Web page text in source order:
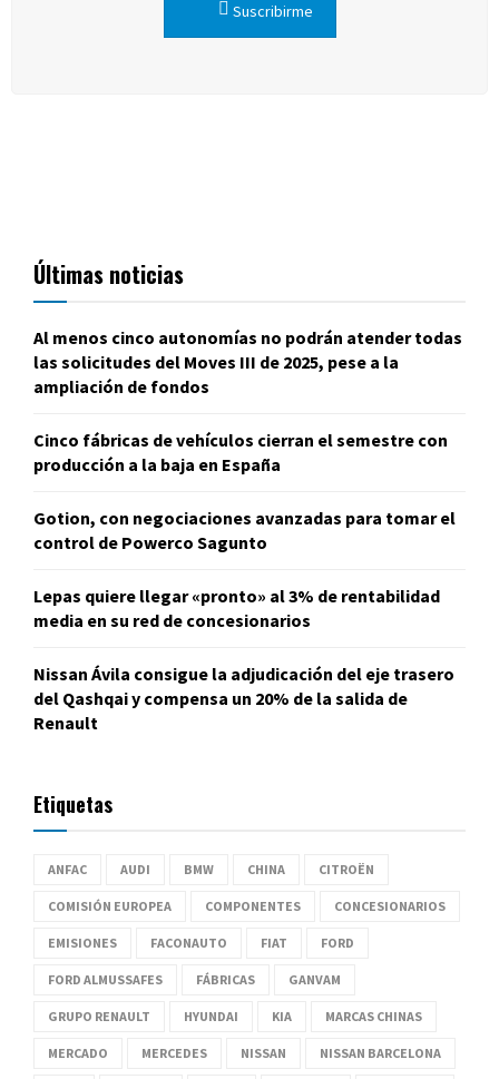
Suscribirme
Últimas noticias
Al menos cinco autonomías no podrán atender todas
las solicitudes del Moves III de 2025, pese a la
ampliación de fondos
Cinco fábricas de vehículos cierran el semestre con
producción a la baja en España
Gotion, con negociaciones avanzadas para tomar el
control de Powerco Sagunto
Lepas quiere llegar «pronto» al 3% de rentabilidad
media en su red de concesionarios
Nissan Ávila consigue la adjudicación del eje trasero
del Qashqai y compensa un 20% de la salida de
Renault
Etiquetas
ANFAC AUDI BMW CHINA CITROËN
COMISIÓN EUROPEA COMPONENTES CONCESIONARIOS
EMISIONES FACONAUTO FIAT FORD
FORD ALMUSSAFES FÁBRICAS GANVAM
GRUPO RENAULT HYUNDAI KIA MARCAS CHINAS
MERCADO MERCEDES NISSAN NISSAN BARCELONA